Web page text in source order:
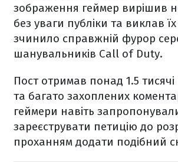
зображення геймер вирішив
без уваги публіки та виклав
зчинило справжній фурор
шанувальників Call of Duty.
Пост отримав понад 1.5
та багато захоплених
геймери навіть
зареєструвати петицію до
проханням додати подібний